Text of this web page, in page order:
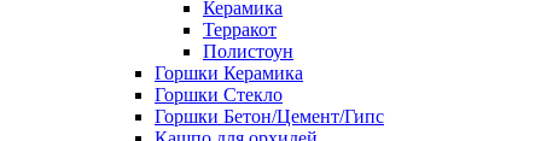
Керамика
Терракот
Полистоун
Горшки Керамика
Горшки Стекло
Горшки Бетон/Цемент/Гипс